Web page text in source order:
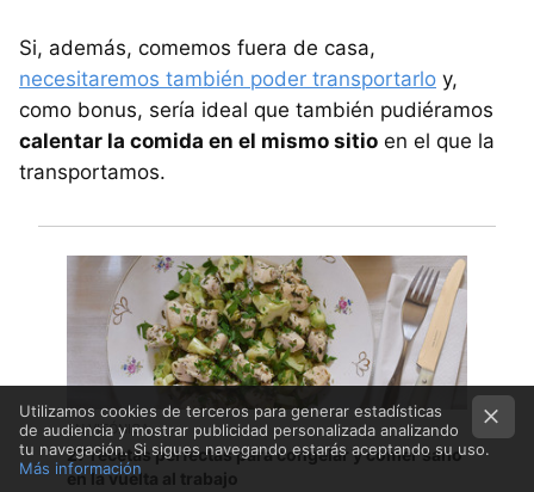
Si, además, comemos fuera de casa,
necesitaremos también poder transportarlo y,
como bonus, sería ideal que también pudiéramos
calentar la comida en el mismo sitio en el que la
transportamos.
EN VITÓNICA
27 recetas perfectas para congelar y comer sano
en la vuelta al trabajo
Utilizamos cookies de terceros para generar estadísticas
de audiencia y mostrar publicidad personalizada analizando
tu navegación. Si sigues navegando estarás aceptando su uso.
Más información